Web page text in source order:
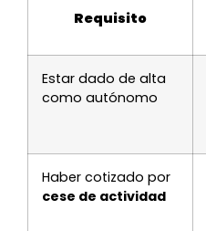
Requisito
Estar dado de alta
como autónomo
Haber cotizado por
cese de actividad